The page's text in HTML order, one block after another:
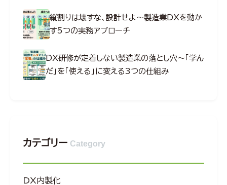
縦割りは壊すな、設計せよ～製造業DXを動か
す5つの実務アプローチ
DX研修が定着しない製造業の落とし穴～「学ん
だ」を「使える」に変える3つの仕組み
カテゴリー Category
DX内製化